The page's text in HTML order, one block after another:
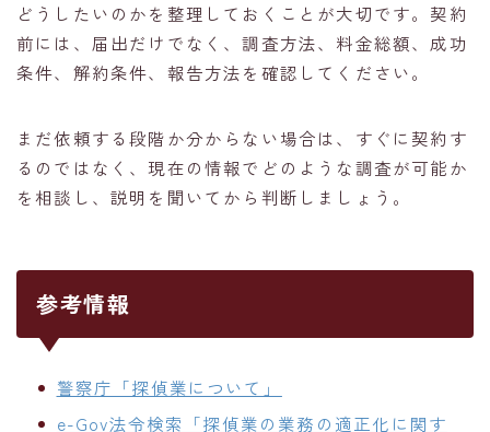
どうしたいのかを整理しておくことが大切です。契約
前には、届出だけでなく、調査方法、料金総額、成功
条件、解約条件、報告方法を確認してください。
まだ依頼する段階か分からない場合は、すぐに契約す
るのではなく、現在の情報でどのような調査が可能か
を相談し、説明を聞いてから判断しましょう。
参考情報
警察庁「探偵業について」
e-Gov法令検索「探偵業の業務の適正化に関す